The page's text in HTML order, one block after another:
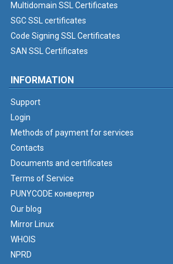
Multidomain SSL Certificates
SGC SSL certificates
Code Signing SSL Certificates
SAN SSL Certificates
INFORMATION
Support
Login
Methods of payment for services
Contacts
Documents and certificates
Terms of Service
PUNYCODE конвертер
Our blog
Mirror Linux
WHOIS
NPRD